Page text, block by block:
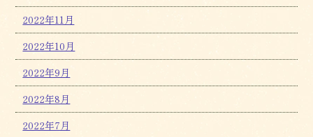
2022年11月
2022年10月
2022年9月
2022年8月
2022年7月